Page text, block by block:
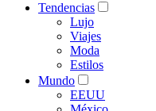
Tendencias
Lujo
Viajes
Moda
Estilos
Mundo
EEUU